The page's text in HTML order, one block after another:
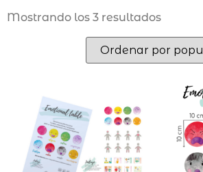
Mostrando los 3 resultados